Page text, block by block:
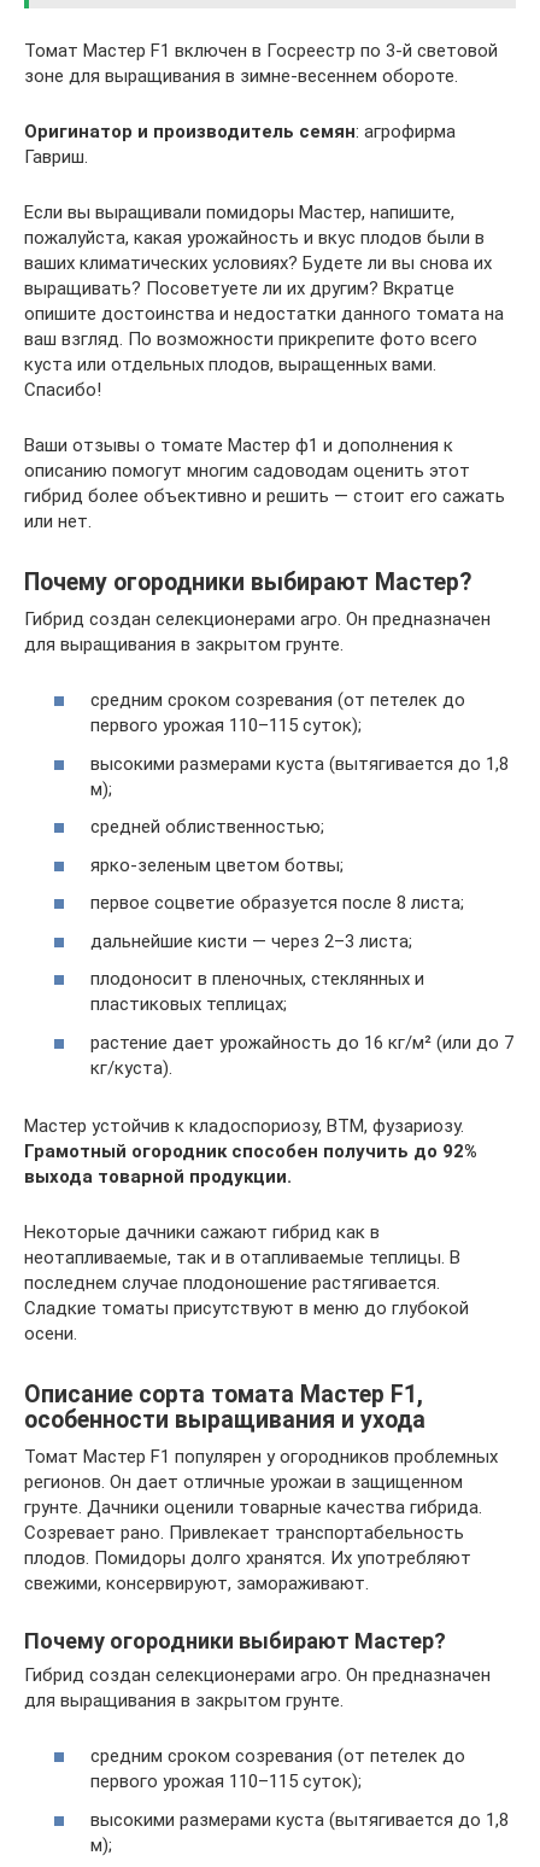
Томат Мастер F1 включен в Госреестр по 3-й световой
зоне для выращивания в зимне-весеннем обороте.
Оригинатор и производитель семян: агрофирма
Гавриш.
Если вы выращивали помидоры Мастер, напишите,
пожалуйста, какая урожайность и вкус плодов были в
ваших климатических условиях? Будете ли вы снова их
выращивать? Посоветуете ли их другим? Вкратце
опишите достоинства и недостатки данного томата на
ваш взгляд. По возможности прикрепите фото всего
куста или отдельных плодов, выращенных вами.
Спасибо!
Ваши отзывы о томате Мастер ф1 и дополнения к
описанию помогут многим садоводам оценить этот
гибрид более объективно и решить — стоит его сажать
или нет.
Почему огородники выбирают Мастер?
Гибрид создан селекционерами агро. Он предназначен
для выращивания в закрытом грунте.
средним сроком созревания (от петелек до
первого урожая 110–115 суток);
высокими размерами куста (вытягивается до 1,8
м);
средней облиственностью;
ярко-зеленым цветом ботвы;
первое соцветие образуется после 8 листа;
дальнейшие кисти — через 2–3 листа;
плодоносит в пленочных, стеклянных и
пластиковых теплицах;
растение дает урожайность до 16 кг/м² (или до 7
кг/куста).
Мастер устойчив к кладоспориозу, ВТМ, фузариозу.
Грамотный огородник способен получить до 92%
выхода товарной продукции.
Некоторые дачники сажают гибрид как в
неотапливаемые, так и в отапливаемые теплицы. В
последнем случае плодоношение растягивается.
Сладкие томаты присутствуют в меню до глубокой
осени.
Описание сорта томата Мастер F1,
особенности выращивания и ухода
Томат Мастер F1 популярен у огородников проблемных
регионов. Он дает отличные урожаи в защищенном
грунте. Дачники оценили товарные качества гибрида.
Созревает рано. Привлекает транспортабельность
плодов. Помидоры долго хранятся. Их употребляют
свежими, консервируют, замораживают.
Почему огородники выбирают Мастер?
Гибрид создан селекционерами агро. Он предназначен
для выращивания в закрытом грунте.
средним сроком созревания (от петелек до
первого урожая 110–115 суток);
высокими размерами куста (вытягивается до 1,8
м);